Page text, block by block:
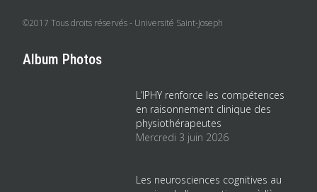
©2017 Tous droits réservés - Université Saint-Joseph
Album Photos
L’IPHY renforce les compétences
en raisonnement clinique des
physiothérapeutes
Mercredi 3 juin 2026
Les neurosciences cognitives au